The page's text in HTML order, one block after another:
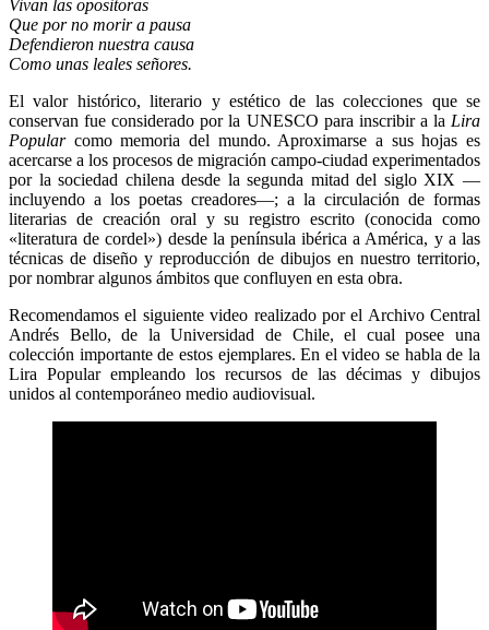
Vivan las opositoras
Que por no morir a pausa
Defendieron nuestra causa
Como unas leales señores.
El valor histórico, literario y estético de las colecciones que se
conservan fue considerado por la UNESCO para inscribir a la Lira
Popularcomo memoria del mundo. Aproximarse a sus hojas es
acercarse a los procesos de migración campo-ciudad experimentados
por la sociedad chilena desde la segunda mitad del siglo XIX —
incluyendo a los poetas creadores—; a la circulación de formas
literarias de creación oral y su registro escrito (conocida como
«literatura de cordel») desde la península ibérica a América, y a las
técnicas de diseño y reproducción de dibujos en nuestro territorio,
por nombrar algunos ámbitos que confluyen en esta obra.
Recomendamos el siguiente video realizado por el Archivo Central
Andrés Bello, de la Universidad de Chile, el cual posee una
colección importante de estos ejemplares. En el video se habla de la
Lira Popular empleando los recursos de las décimas y dibujos
unidos al contemporáneo medio audiovisual.